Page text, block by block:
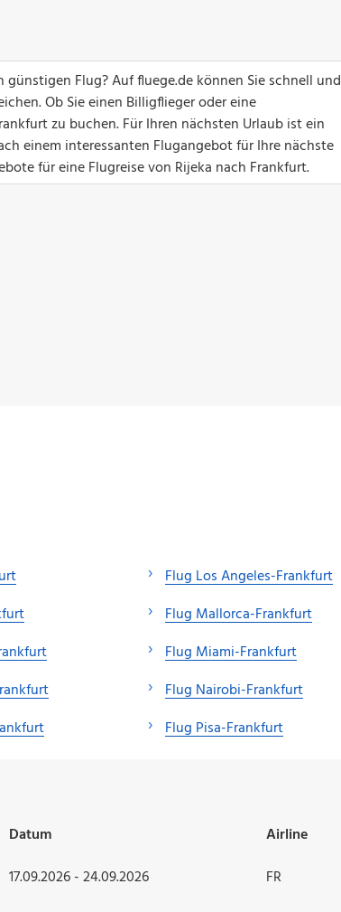
Flug? Auf fluege.de können Sie schnell und
Ob Sie einen Billigflieger oder eine
zu buchen. Für Ihren nächsten Urlaub ist ein
einem interessanten Flugangebot für Ihre nächste
für eine Flugreise von Rijeka nach Frankfurt.
Flug Los Angeles-Frankfurt
Flug Mallorca-Frankfurt
Flug Miami-Frankfurt
Flug Nairobi-Frankfurt
Flug Pisa-Frankfurt
Datum Airline
17.09.2026 - 24.09.2026 FR